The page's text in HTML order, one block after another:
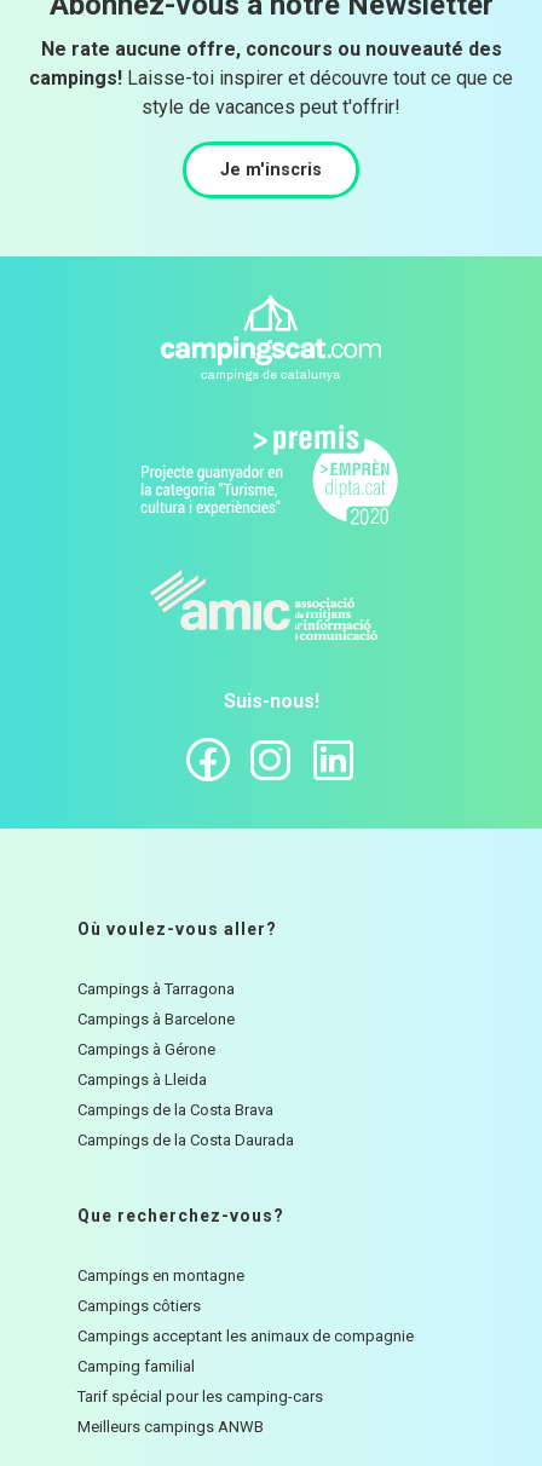
Ne rate aucune offre, concours ou nouveauté des
campings! Laisse-toi inspirer et découvre tout ce que ce
style de vacances peut t'offrir!
Je m'inscris
Suis-nous!
Où voulez-vous aller?
Campings à Tarragona
Campings à Barcelone
Campings à Gérone
Campings à Lleida
Campings de la Costa Brava
Campings de la Costa Daurada
Que recherchez-vous?
Campings en montagne
Campings côtiers
Campings acceptant les animaux de compagnie
Camping familial
Tarif spécial pour les camping-cars
Meilleurs campings ANWB